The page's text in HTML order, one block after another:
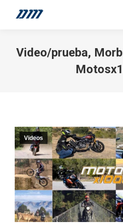
Video/prueba,
Videos